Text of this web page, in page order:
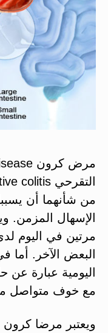
من شأنهما أن
الإسهال المزمن.
مرتين في اليوم
البعض الآخر. أما
اليومية عبارة عن
مع خوف متواصل
ويعتبر مرضا كرون